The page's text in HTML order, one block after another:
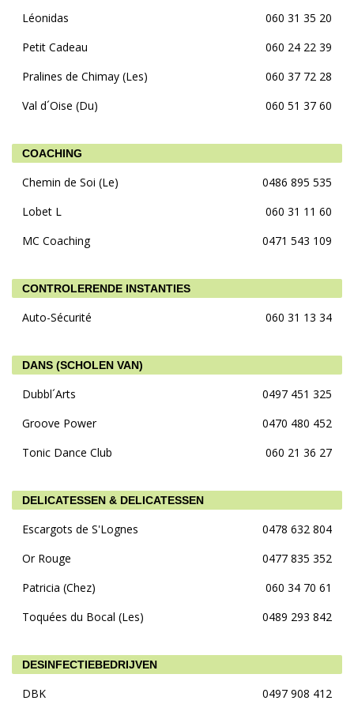
Léonidas
060 31 35 20
Petit Cadeau
060 24 22 39
Pralines de Chimay (Les)
060 37 72 28
Val d´Oise (Du)
060 51 37 60
COACHING
Chemin de Soi (Le)
0486 895 535
Lobet L
060 31 11 60
MC Coaching
0471 543 109
CONTROLERENDE INSTANTIES
Auto-Sécurité 060 31 13 34
DANS (SCHOLEN VAN)
Dubbl´Arts
0497 451 325
Groove Power
0470 480 452
Tonic Dance Club
060 21 36 27
DELICATESSEN & DELICATESSEN
Escargots de S'Lognes
0478 632 804
Or Rouge
0477 835 352
Patricia (Chez)
060 34 70 61
Toquées du Bocal (Les)
0489 293 842
DESINFECTIEBEDRIJVEN
DBK 0497 908 412